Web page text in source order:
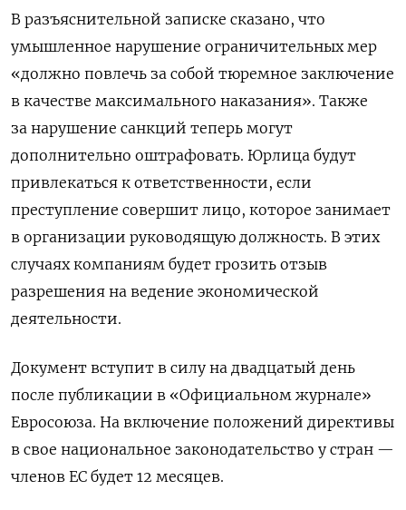
В разъяснительной записке сказано, что
умышленное нарушение ограничительных мер
«должно повлечь за собой тюремное заключение
в качестве максимального наказания». Также
за нарушение санкций теперь могут
дополнительно оштрафовать. Юрлица будут
привлекаться к ответственности, если
преступление совершит лицо, которое занимает
в организации руководящую должность. В этих
случаях компаниям будет грозить отзыв
разрешения на ведение экономической
деятельности.
Документ вступит в силу на двадцатый день
после публикации в «Официальном журнале»
Евросоюза. На включение положений директивы
в свое национальное законодательство у стран —
членов ЕС будет 12 месяцев.